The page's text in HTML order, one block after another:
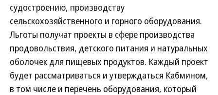
судостроению, производству
сельскохозяйственного и горного оборудования.
Льготы получат проекты в сфере производства
продовольствия, детского питания и натуральных
оболочек для пищевых продуктов. Каждый проект
будет рассматриваться и утверждаться Кабмином,
в том числе и перечень оборудования, который